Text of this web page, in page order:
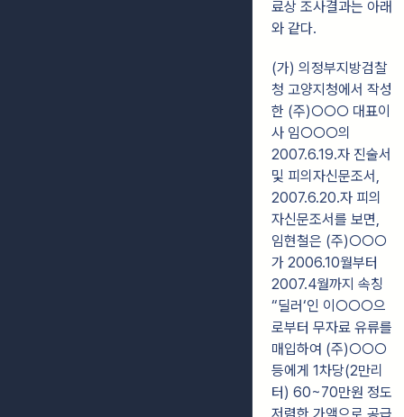
료상 조사결과는 아래
와 같다.
(가) 의정부지방검찰
청 고양지청에서 작성
한 (주)○○○ 대표이
사 임○○○의
2007.6.19.자 진술서
및 피의자신문조서,
2007.6.20.자 피의
자신문조서를 보면,
임현철은 (주)○○○
가 2006.10월부터
2007.4월까지 속칭
“딜러‘인 이○○○으
로부터 무자료 유류를
매입하여 (주)○○○
등에게 1차당(2만리
터) 60~70만원 정도